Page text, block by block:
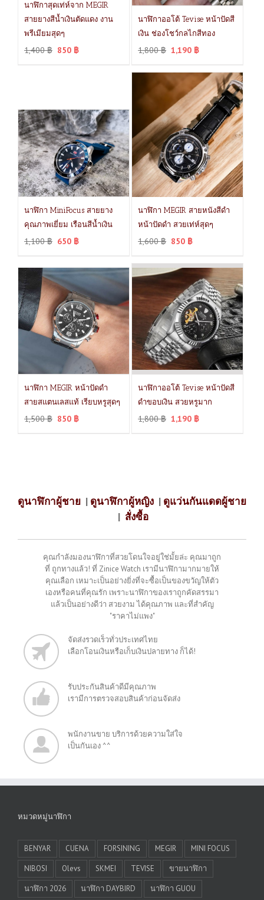
นาฬิกาสุดเท่ห์จาก MEGIR
สายยางสีน้ำเงินตัดแดง งาน
พรีเมียมสุดๆ
1,400฿ 850 ฿
นาฬิกาออโต้ Tevise หน้าปัดสี
เงิน ช่องโชว์กลไกสีทอง
1,800฿ 1,190 ฿
นาฬิกา MiniFocus สายยาง
คุณภาพเยี่ยม เรือนสีน้ำเงิน
1,100฿ 650 ฿
นาฬิกา MEGIR สายหนังสีดำ
หน้าปัดดำ สวยเท่ห์สุดๆ
1,600฿ 850 ฿
นาฬิกา MEGIR หน้าปัดดำ
สายสแตนเลสแท้ เรียบหรูสุดๆ
1,500฿ 850 ฿
นาฬิกาออโต้ Tevise หน้าปัดสี
ดำขอบเงิน สวยหรูมาก
1,800฿ 1,190 ฿
ดูนาฬิกาผู้ชาย | ดูนาฬิกาผู้หญิง | ดูแว่นกันแดดผู้ชาย
| สั่งซื้อ
คุณกำลังมองนาฬิกาที่สวยโดนใจอยู่ใช่มั้ยล่ะ คุณมาถูก
ที่ ถูกทางแล้ว! ที่ Zinice Watch เรามีนาฬิกามากมายให้
คุณเลือก เหมาะเป็นอย่างยิ่งที่จะซื้อเป็นของขวัญให้ตัว
เองหรือคนที่คุณรัก เพราะนาฬิกาของเราถูกคัดสรรมา
แล้วเป็นอย่างดีว่า สวยงาม ได้คุณภาพ และที่สำคัญ
"ราคาไม่แพง"
จัดส่งรวดเร็วทั่วประเทศไทย
เลือกโอนเงินหรือเก็บเงินปลายทาง ก็ได้!
รับประกันสินค้าดีมีคุณภาพ
เรามีการตรวจสอบสินค้าก่อนจัดส่ง
พนักงานขาย บริการด้วยความใส่ใจ
เป็นกันเอง ^^
หมวดหมู่นาฬิกา
BENYAR CUENA FORSINING MEGIR
MINI FOCUS
NIBOSI
Olevs SKMEI TEVISE
ขายนาฬิกา
นาฬิกา 2026
นาฬิกา DAYBIRD
นาฬิกา GUOU